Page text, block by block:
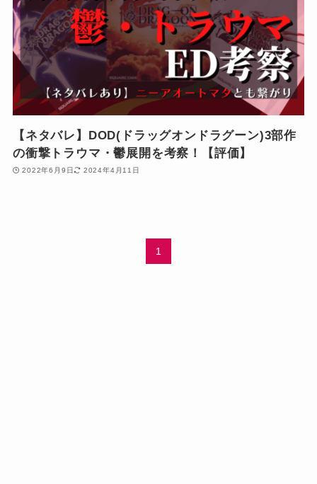
【ネタバレ】DOD(ドラッグオンドラグーン)3部作
の衝撃トラウマ・鬱展開を考察！【評価】
2022年6月9日 2024年4月11日
1